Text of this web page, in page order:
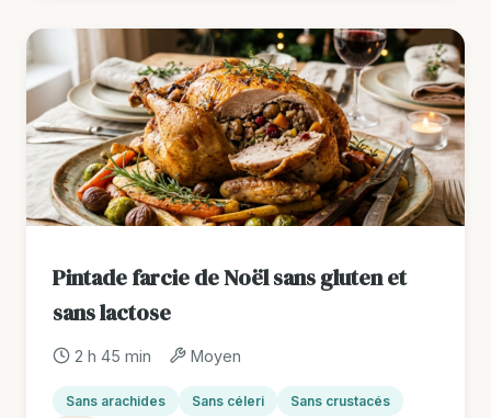
Pintade farcie de Noël sans gluten et
sans lactose
2 h 45 min Moyen
Sans arachides Sans céleri
Sans crustacés